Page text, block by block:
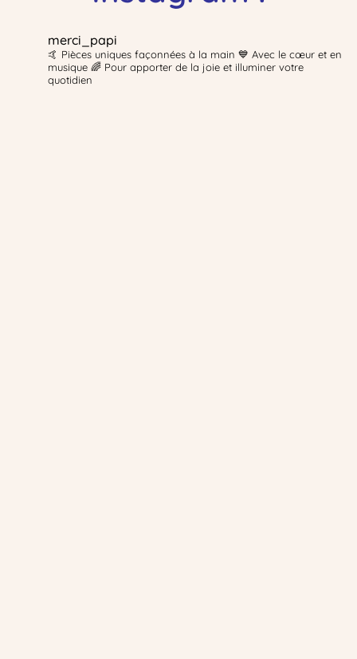
merci_papi
🤙 Pièces uniques façonnées à la main 💙 Avec le cœur et en
musique 🌈 Pour apporter de la joie et illuminer votre
quotidien